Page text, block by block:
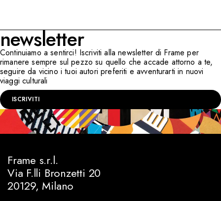
newsletter
Continuiamo a sentirci! Iscriviti alla newsletter di Frame per
rimanere sempre sul pezzo su quello che accade attorno a te,
seguire da vicino i tuoi autori preferiti e avventurarti in nuovi
viaggi culturali
ISCRIVITI
Frame s.r.l.
Via F.lli Bronzetti 20
20129, Milano